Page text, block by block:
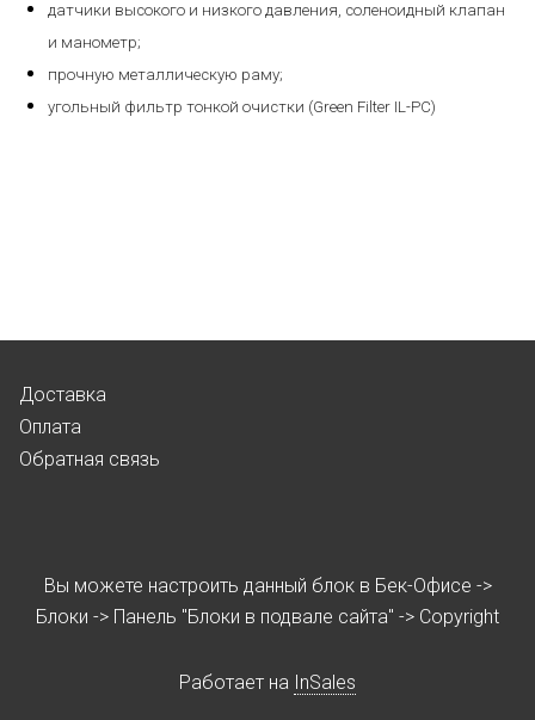
датчики высокого и низкого давления, соленоидный клапан
и манометр;
прочную металлическую раму;
угольный фильтр тонкой очистки (Green Filter IL-PC)
Доставка
Оплата
Обратная связь
Вы можете настроить данный блок в Бек-Офисе ->
Блоки -> Панель "Блоки в подвале сайта" -> Copyright
Работает на InSales